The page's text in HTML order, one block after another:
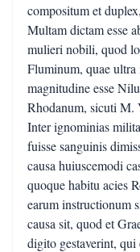
compositum et
Multam dictam esse
mulieri nobili, quod
Fluminum, quae
magnitudine esse
Rhodanum, sicuti M.
Inter ignominias
fuisse sanguinis
causa huiuscemodi
quoque habitu acies
earum instructionum
causa sit, quod et
digito gestaverint,